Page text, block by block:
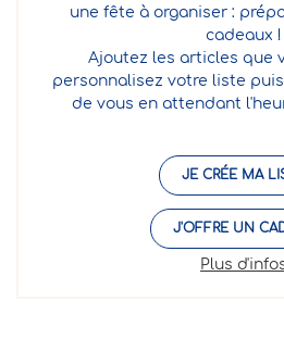
une fête à organiser :
cadeaux !
Ajoutez les articles que
personnalisez votre liste
de vous en attendant
JE CRÉE MA
J'OFFRE UN
Plus